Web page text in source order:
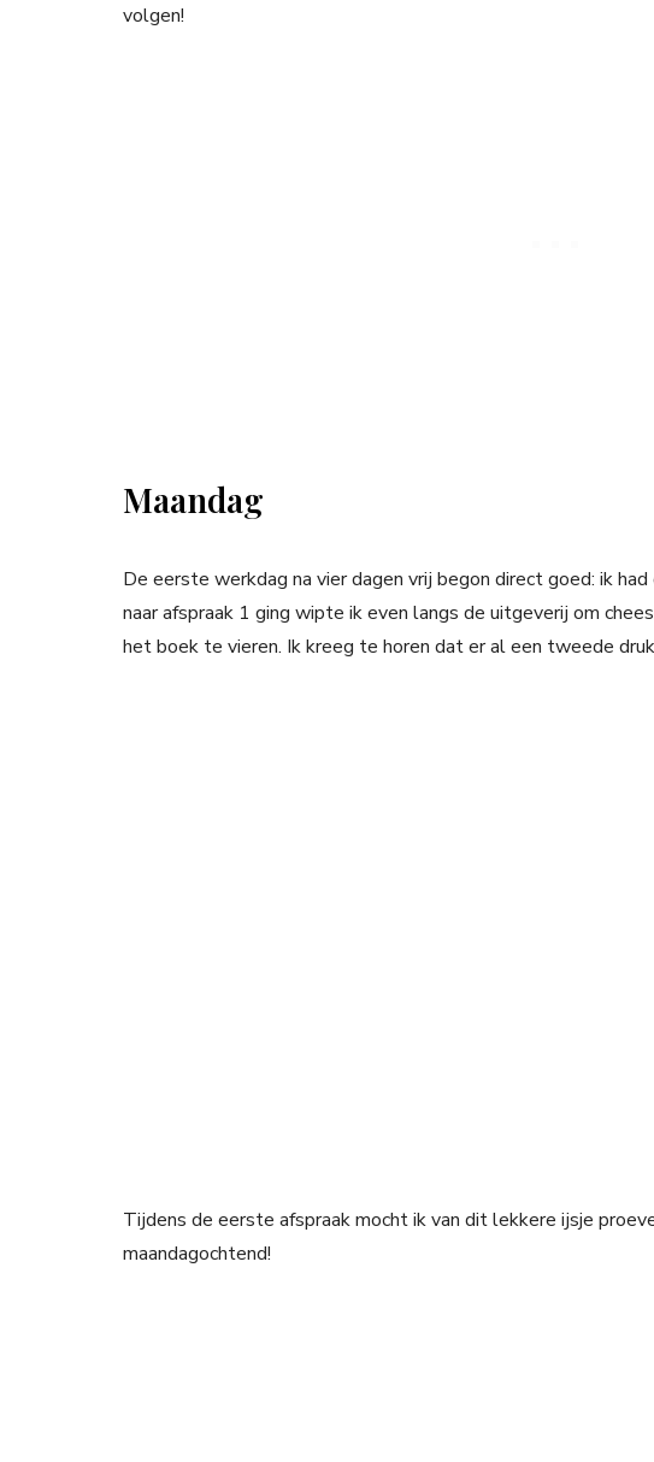
volgen!
Maandag
De eerste werkdag na vier dagen vrij begon direct goed: ik
naar afspraak 1 ging wipte ik even langs de uitgeverij om
het boek te vieren. Ik kreeg te horen dat er al een tweede
Tijdens de eerste afspraak mocht ik van dit lekkere ijsje
maandagochtend!